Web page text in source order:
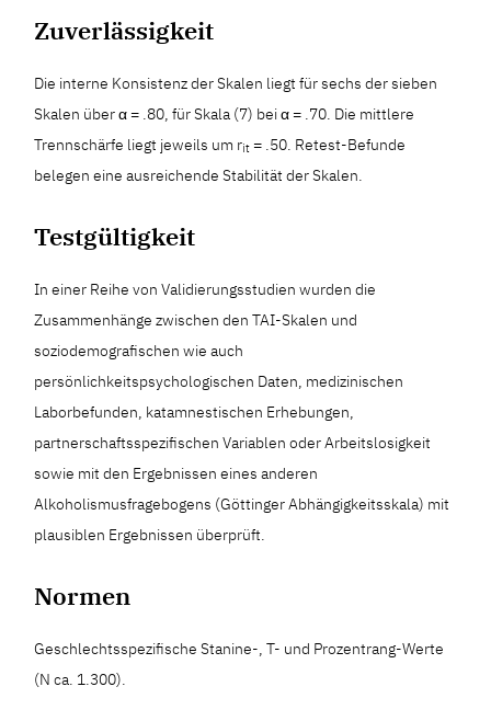
Zuverlässigkeit
Die interne Konsistenz der Skalen liegt für sechs der sieben
Skalen über α = .80, für Skala (7) bei α = .70. Die mittlere
Trennschärfe liegt jeweils um rit = .50. Retest-Befunde
belegen eine ausreichende Stabilität der Skalen.
Testgültigkeit
In einer Reihe von Validierungsstudien wurden die
Zusammenhänge zwischen den TAI-Skalen und
soziodemografischen wie auch
persönlichkeitspsychologischen Daten, medizinischen
Laborbefunden, katamnestischen Erhebungen,
partnerschaftsspezifischen Variablen oder Arbeitslosigkeit
sowie mit den Ergebnissen eines anderen
Alkoholismusfragebogens (Göttinger Abhängigkeitsskala) mit
plausiblen Ergebnissen überprüft.
Normen
Geschlechtsspezifische Stanine-, T- und Prozentrang-Werte
(N ca. 1.300).